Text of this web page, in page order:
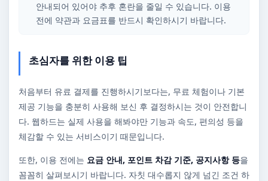
안내되어 있어야 추후 혼란을 줄일 수 있습니다. 이용
전에 약관과 요금표를 반드시 확인하시기 바랍니다.
초심자를 위한 이용 팁
처음부터 유료 결제를 진행하시기보다는, 무료 체험이나 기본
제공 기능을 충분히 사용해 보신 후 결정하시는 것이 안전합니
다. 웹하드는 실제 사용을 해봐야만 기능과 속도, 편의성 등을
체감할 수 있는 서비스이기 때문입니다.
또한, 이용 전에는 요금 안내, 포인트 차감 기준, 공지사항 등을
꼼꼼히 살펴보시기 바랍니다. 자칫 대수롭지 않게 넘긴 조건 하